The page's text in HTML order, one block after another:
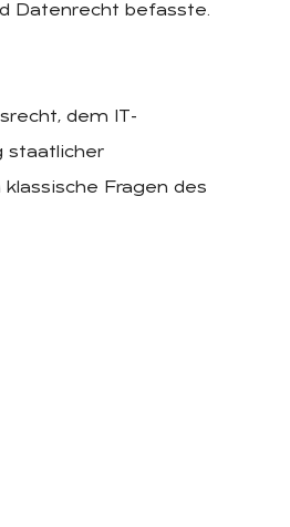
Datenrecht befasste.
dem IT-
staatlicher
Fragen des